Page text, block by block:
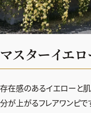
マスターイエ
存在感のあるイエローと
分が上がるフレアワンピで